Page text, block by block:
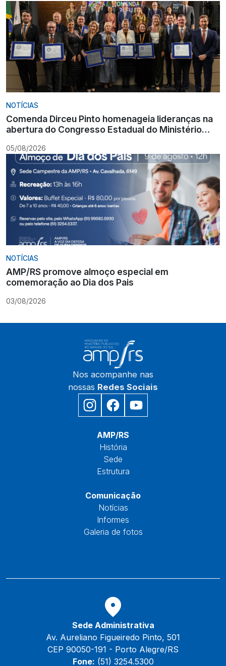
NOTÍCIAS
Comenda Dirceu Pinto homenageia lideranças na
abertura do Congresso Estadual do Ministério
05/08/2026
NOTÍCIAS
AMP/RS promove almoço especial em
comemoração ao Dia dos Pais
03/08/2026
Nos acompanhe nas
nossas Redes Sociais
AMP/RS
História
Sede
Estrutura
Comunicação
Notícias
Informes
Galeria de fotos
Sede Administrativa
Av. Aureliano Figueiredo Pinto, 501
CEP 90050-191 - Porto Alegre/RS
Fone: (51) 3254.5300